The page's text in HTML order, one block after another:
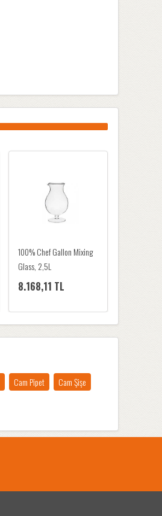
100% Chef Glass Skewers
XS, 10 adet
3.330,06 TL
Cam Pipet Cam Şişe